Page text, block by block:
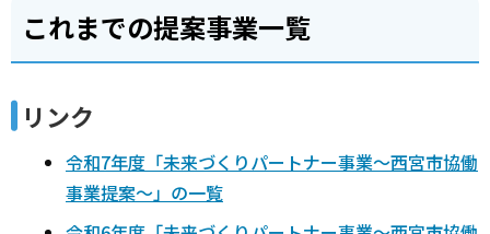
これまでの提案事業一覧
リンク
令和7年度「未来づくりパートナー事業～西宮市協働
事業提案～」の一覧